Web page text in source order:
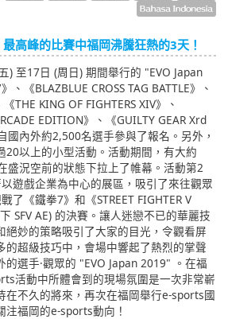
高峰的比賽中福岡沸騰狂熱的3天！
) 至17日 (周日) 期間舉行的 "EVO Japan
《BLAZBLUE CROSS TAG BATTLE》、
THE KING OF FIGHTERS XIV》、
EDITION》、《GUILTY GEAR Xrd
國內外約2,500名選手參與了報名。另外，
20以上的小型活動。活動期間，有大約
盛況空前的狀態下拉上了帷幕。活動第2
遊戲企業為中心的展區，吸引了來往觀眾
了《鐵拳7》和《STREET FIGHTER V
SFV AE) 的決賽。讓人迷戀不已的華麗技
絕妙的策略吸引了大家的目光，令觀看屏
的超級技巧中，會場中響起了熱烈的掌聲
選手·觀眾的 "EVO Japan 2019" 。在福
活動中所體會到的現場氛圍是一次非常嶄
在不久的將來，再次在福岡舉行e-sports國
注福岡的e-sports動向！